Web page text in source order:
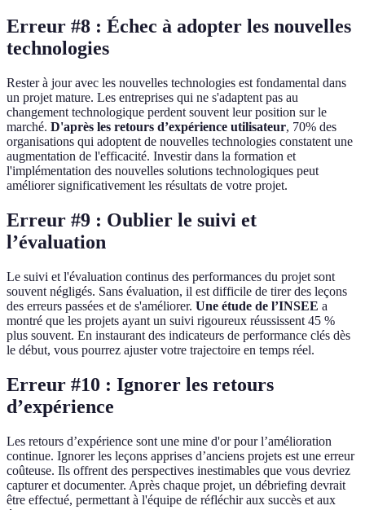
Erreur #8 : Échec à adopter les nouvelles
technologies
Rester à jour avec les nouvelles technologies est fondamental dans
un projet mature. Les entreprises qui ne s'adaptent pas au
changement technologique perdent souvent leur position sur le
marché. D'après les retours d’expérience utilisateur, 70% des
organisations qui adoptent de nouvelles technologies constatent une
augmentation de l'efficacité. Investir dans la formation et
l'implémentation des nouvelles solutions technologiques peut
améliorer significativement les résultats de votre projet.
Erreur #9 : Oublier le suivi et
l’évaluation
Le suivi et l'évaluation continus des performances du projet sont
souvent négligés. Sans évaluation, il est difficile de tirer des leçons
des erreurs passées et de s'améliorer. Une étude de l’INSEE a
montré que les projets ayant un suivi rigoureux réussissent 45 %
plus souvent. En instaurant des indicateurs de performance clés dès
le début, vous pourrez ajuster votre trajectoire en temps réel.
Erreur #10 : Ignorer les retours
d’expérience
Les retours d’expérience sont une mine d'or pour l’amélioration
continue. Ignorer les leçons apprises d’anciens projets est une erreur
coûteuse. Ils offrent des perspectives inestimables que vous devriez
capturer et documenter. Après chaque projet, un débriefing devrait
être effectué, permettant à l'équipe de réfléchir aux succès et aux